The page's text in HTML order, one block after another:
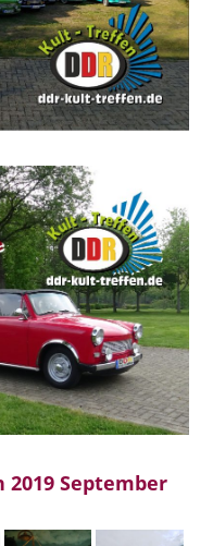
2019 September